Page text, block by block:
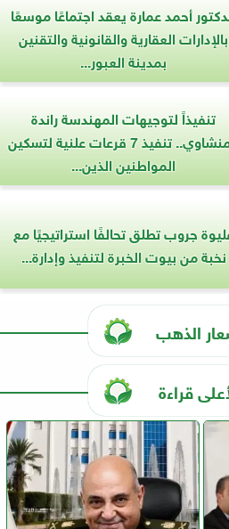
أحمد عمارة يعقد اجتماعًا موسعًا
بالإدارات العقارية والقانونية والتقنين
بمدينة العبور...
تنفيذاً لتوجيهات المهندسة راندة
المنشاوي.. تنفيذ 7 قرعات علنية لتسكين
المواطنين الذين...
جروب تطلق تحالفًا استراتيجيًا مع
نخبة من بيوت الخبرة لتنفيذ وإدارة...
الذهب
قراءة